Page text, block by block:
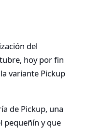
del
hoy por fin
variante Pickup
de Pickup, una
pequeñín y que